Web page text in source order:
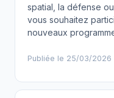
spatial, la défense
vous souhaitez
nouveaux
Publiée le 25/03/2026